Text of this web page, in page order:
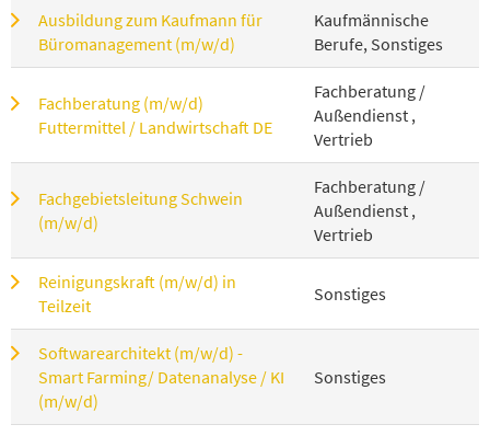
Ausbildung zum Kaufmann für
Büromanagement (m/w/d)
Kaufmännische
Berufe, Sonstiges
Fachberatung (m/w/d)
Futtermittel / Landwirtschaft DE
Fachberatung /
Außendienst ,
Vertrieb
Fachgebietsleitung Schwein
(m/w/d)
Fachberatung /
Außendienst ,
Vertrieb
Reinigungskraft (m/w/d) in
Teilzeit
Sonstiges
Softwarearchitekt (m/w/d) -
Smart Farming/ Datenanalyse / KI
(m/w/d)
Sonstiges